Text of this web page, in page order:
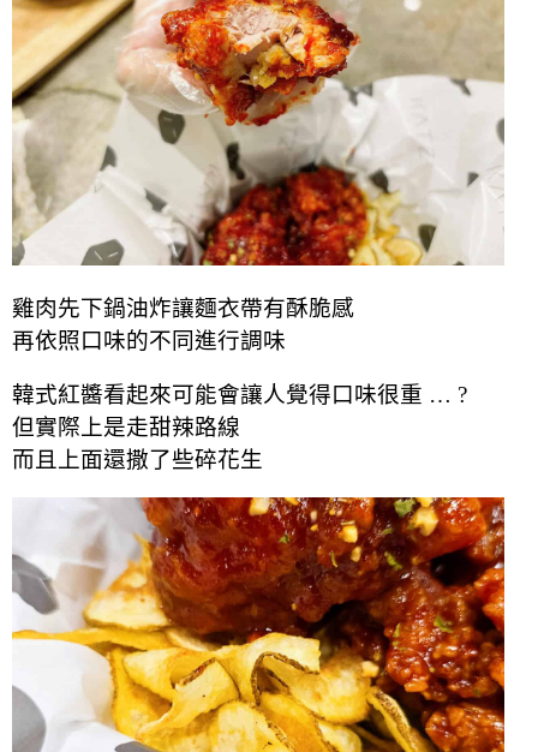
雞肉先下鍋油炸讓麵衣帶有酥脆感
再依照口味的不同進行調味
韓式紅醬看起來可能會讓人覺得口味很重 … ?
但實際上是走甜辣路線
而且上面還撒了些碎花生